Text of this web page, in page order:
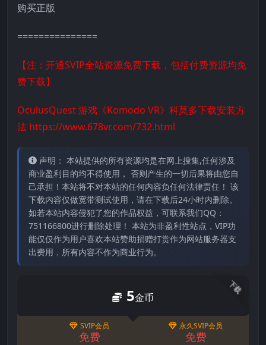
购买正版
===============
【注：开通SVIP全站资源免费下载，包括付费资源均免
费下载】
OculusQuest 游戏《Komodo VR》科莫多下载安装方
法 https://www.678vr.com/732.html
声明： 本站提供的所有资源均是在网上搜集,任何涉及
商业盈利目的均不得使用， 否则产生的一切后果将由您自
己承担！本站将不对本站的任何内容负任何法律责任！ 该
下载内容仅做宽带测试使用，请在下载后24小时内删除。
如若本站内容侵犯了您的作品权益，可联系我们QQ：
751166800进行删除处理！ 本站为非盈利性站点，VIP功
能仅仅作为用户喜欢本站赞助捐赠打赏作为网站服务器支
出费用，所有内容不作为商业行为。
下载
5金币
SVIP会员
免费
永久SVIP会员
免费